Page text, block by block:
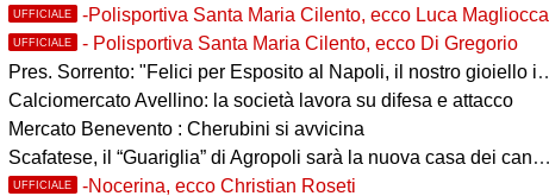
UFFICIALE -Polisportiva Santa Maria Cilento, ecco Luca Magliocca
UFFICIALE - Polisportiva Santa Maria Cilento, ecco Di Gregorio
Pres. Sorrento: "Felici per Esposito al Napoli, il nostro gioiello in ottime mani"
Calciomercato Avellino: la società lavora su difesa e attacco
Mercato Benevento : Cherubini si avvicina
Scafatese, il “Guariglia” di Agropoli sarà la nuova casa dei canarini
UFFICIALE -Nocerina, ecco Christian Roseti